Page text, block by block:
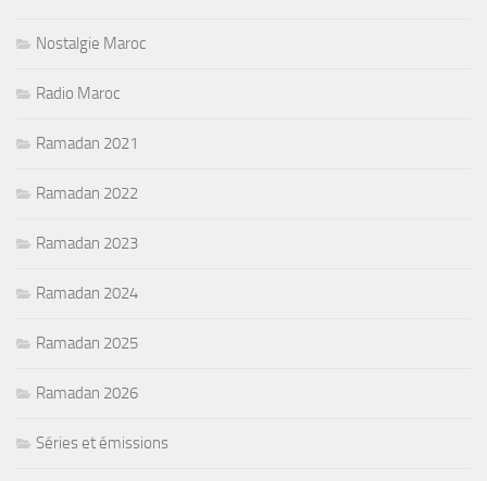
Nostalgie Maroc
Radio Maroc
Ramadan 2021
Ramadan 2022
Ramadan 2023
Ramadan 2024
Ramadan 2025
Ramadan 2026
Séries et émissions